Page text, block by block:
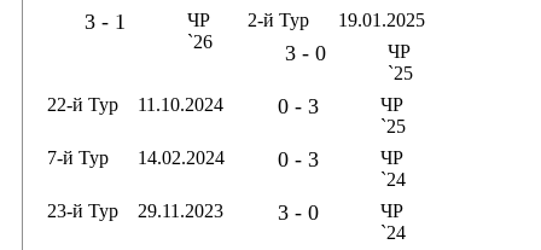
3 - 1
ЧР
`26
2-й Тур 19.01.2025
3 - 0
ЧР
`25
22-й Тур
11.10.2024 0 - 3
ЧР
`25
7-й Тур
14.02.2024 0 - 3
ЧР
`24
23-й Тур
29.11.2023 3 - 0
ЧР
`24